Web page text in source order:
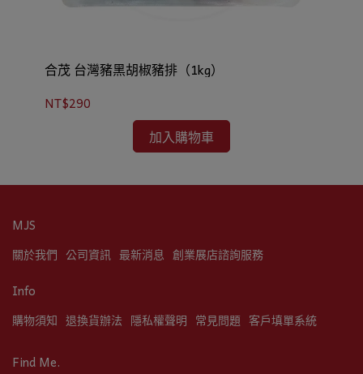
合茂 台灣豬黑胡椒豬排（1kg）
NT$290
加入購物車
MJS
關於我們 公司資訊 最新消息 創業展店諮詢服務
Info
購物須知 退換貨辦法 隱私權聲明 常見問題 客戶填單系統
Find Me.